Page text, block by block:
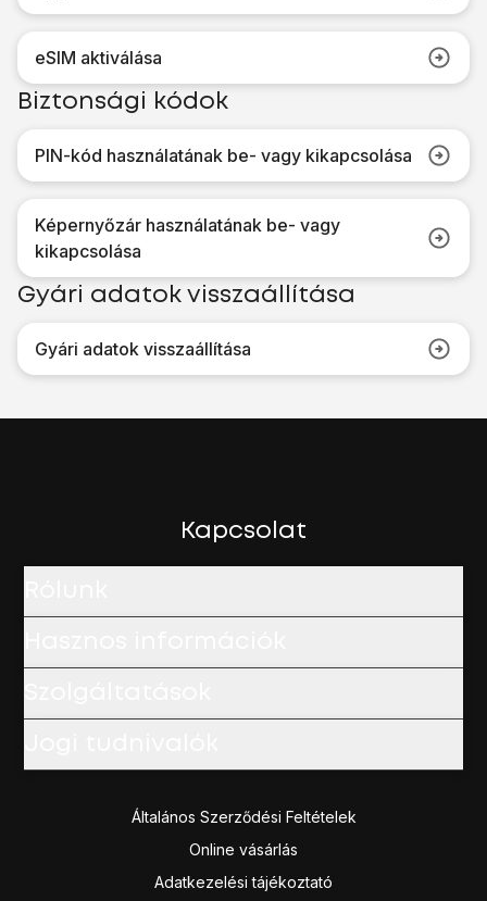
eSIM aktiválása
Biztonsági kódok
PIN-kód használatának be- vagy kikapcsolása
Képernyőzár használatának be- vagy
kikapcsolása
Gyári adatok visszaállítása
Gyári adatok visszaállítása
Kapcsolat
Általános Szerződési Feltételek
Online vásárlás
Adatkezelési tájékoztató